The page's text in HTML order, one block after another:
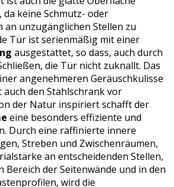
keine Schmutz- oder
unzugänglichen Stellen zu
Tür ist serienmäßig mit einer
ausgestattet, so dass, auch durch
die Tür nicht zuknallt. Das
angenehmeren Geräuschkulisse
den Stahlschrank vor
der Natur inspiriert schafft der
eine besonders effiziente und
Durch eine raffinierte innere
Streben und Zwischenräumen,
an entscheidenden Stellen,
Bereich der Seitenwände und in den
wird die